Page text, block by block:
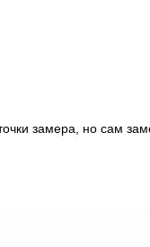
замера, но сам